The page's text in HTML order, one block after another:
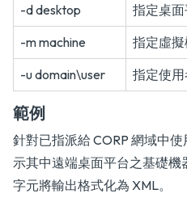
-d desktop
指定桌面
-m machine
指定虛擬
-u domain\user
指定使用
範例
針對已指派給 CORP 網域中
示其中遠端桌面平台之基礎機
字元將輸出格式化為 XML。